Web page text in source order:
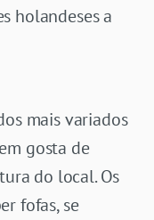
holandeses a
mais variados
gosta de
do local. Os
fofas, se